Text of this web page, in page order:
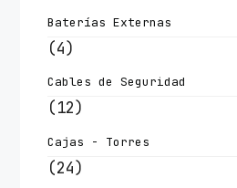
Baterías Externas
(4)
Cables de Seguridad
(12)
Cajas - Torres
(24)